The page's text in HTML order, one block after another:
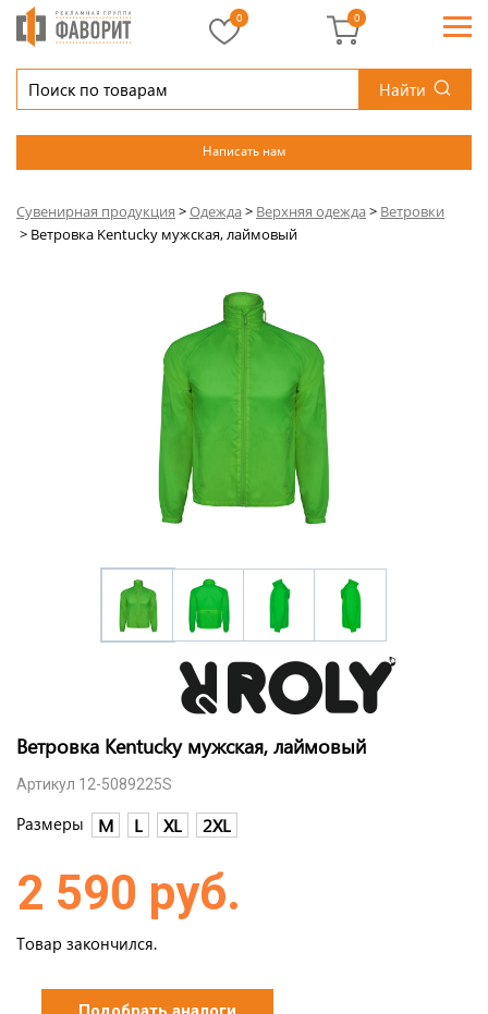
Найти
Написать нам
0 0
Сувенирная продукция >Одежда> Верхняя одежда> Ветровки
> Ветровка Kentucky мужская, лаймовый
Ветровка Kentucky мужская, лаймовый
Артикул 12-5089225S
Размеры M L XL 2XL
2 590 руб.
Товар закончился.